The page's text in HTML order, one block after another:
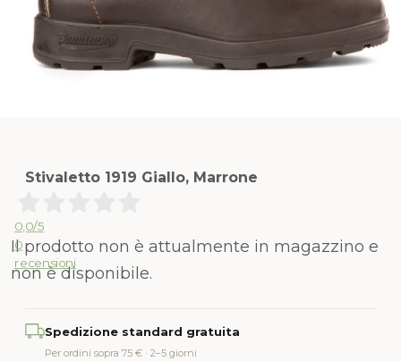
Stivaletto 1919 Giallo, Marrone
0,0/5
0
recensioni
Il prodotto non è attualmente in magazzino e
non è disponibile.
Spedizione standard gratuita
Per ordini sopra 75 € · 2–5 giorni